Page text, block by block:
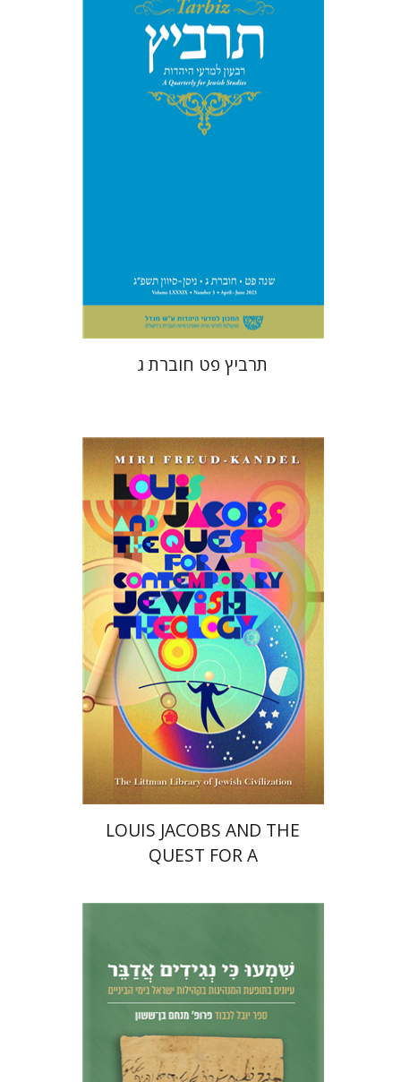
מיכאל סיגל יהונתן גארב
$31
$28
תרביץ פט חוברת ג
מירי פרויד-קנדל
הנחת אתר ספר מודפס
$50
$45
LOUIS JACOBS AND THE
QUEST FOR A
THEOLOGY
נחם אילן חגי בן-שמאי
מרים
פרנקל